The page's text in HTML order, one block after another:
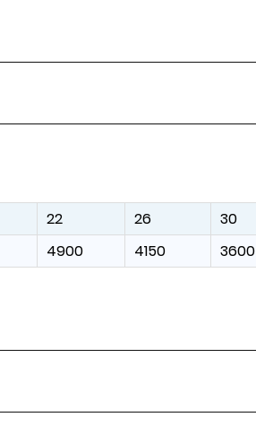
22 26 30
4900 4150 3600